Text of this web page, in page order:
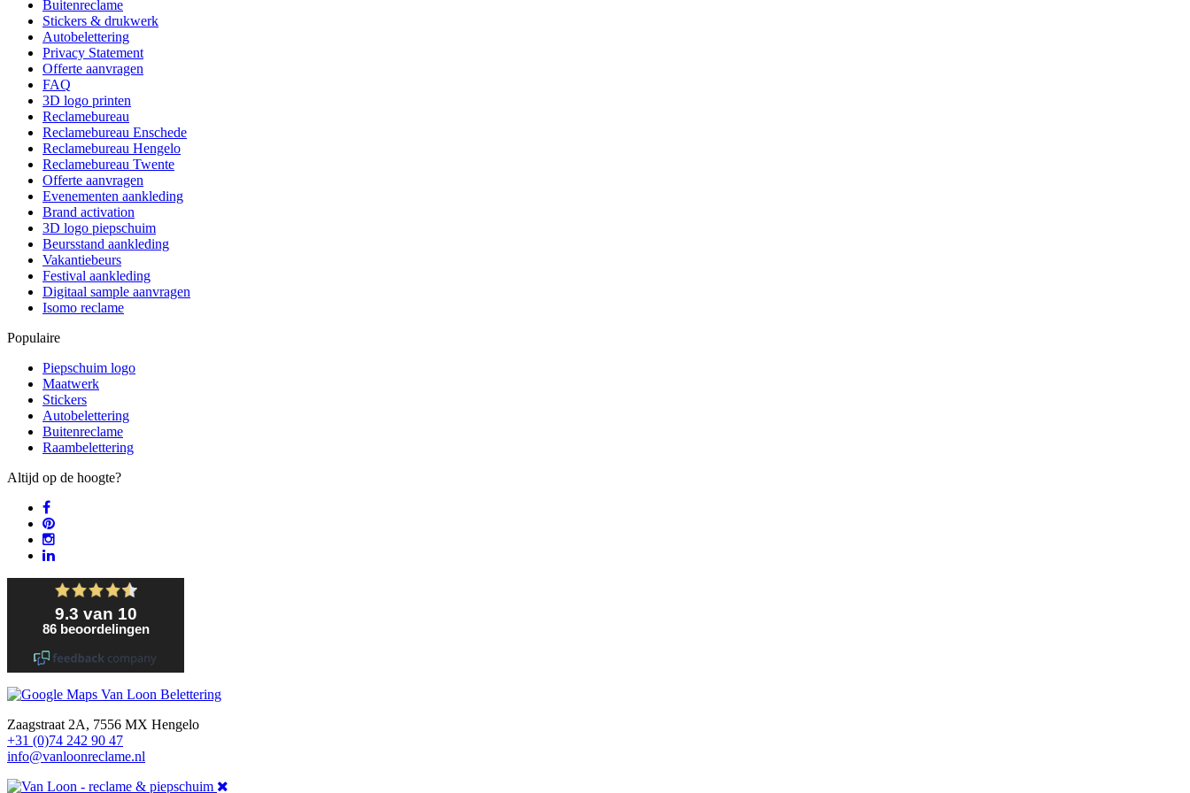
Buitenreclame
Stickers & drukwerk
Autobelettering
Privacy Statement
Offerte aanvragen
FAQ
3D logo printen
Reclamebureau
Reclamebureau Enschede
Reclamebureau Hengelo
Reclamebureau Twente
Offerte aanvragen
Evenementen aankleding
Brand activation
3D logo piepschuim
Beursstand aankleding
Vakantiebeurs
Festival aankleding
Digitaal sample aanvragen
Isomo reclame
Populaire
Piepschuim logo
Maatwerk
Stickers
Autobelettering
Buitenreclame
Raambelettering
Altijd op de hoogte?
Zaagstraat 2A, 7556 MX Hengelo
+31 (0)74 242 90 47
info@vanloonreclame.nl